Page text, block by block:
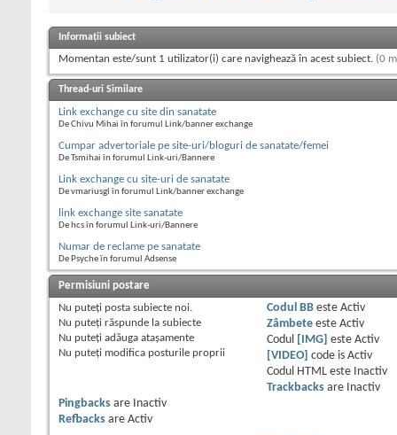
Informații subiect
Momentan este/sunt 1 utilizator(i) care navighează în acest subiect. (0
Thread-uri Similare
Link exchange cu site din sanatate
De Chivu Mihai în forumul Link/banner exchange
Cumpar advertoriale pe site-uri/bloguri de sanatate/femei
De Tsmihai în forumul Link-uri/Bannere
Link exchange cu site-uri de sanatate
De vmariusgl în forumul Link/banner exchange
link exchange site sanatate
De hcs în forumul Link-uri/Bannere
Numar de reclame pe sanatate
De Psyche în forumul Adsense
Permisiuni postare
Nu puteţi posta subiecte noi.
Nu puteţi răspunde la subiecte
Nu puteţi adăuga ataşamente
Nu puteţi modifica posturile proprii
Codul BBeste Activ
Zâmbeteeste Activ
Codul
[IMG] este Activ
[VIDEO] code is Activ
Codul HTML este
Inactiv
Trackbacksare
Inactiv
Pingbacks are
Inactiv
Refbacks are Activ